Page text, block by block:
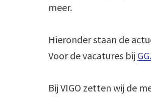
meer.
Hieronder staan de
Voor de vacatures bij
Bij VIGO zetten wij de